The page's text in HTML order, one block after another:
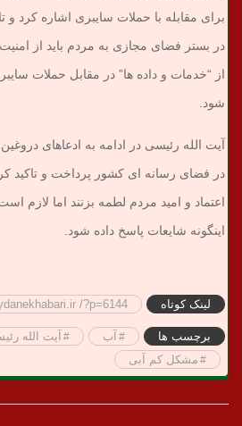
برای مقابله با حملات سایبری اشاره کرد و
در بستر فضای مجازی به مردم باید از
از “خدمات و داده ها” در مقابل حملات
شود.
آیت الله رئیسی در ادامه به ادعاهای
در فضای رسانه ای کشور پرداخت و تاکید
اعتماد و امید مردم لطمه بزنند اما لازم
اینگونه شایعات پاسخ داده شود.
لینک کوتاه /?p=6144
برچسب ها آب آیت الله
مشکل کم آبی